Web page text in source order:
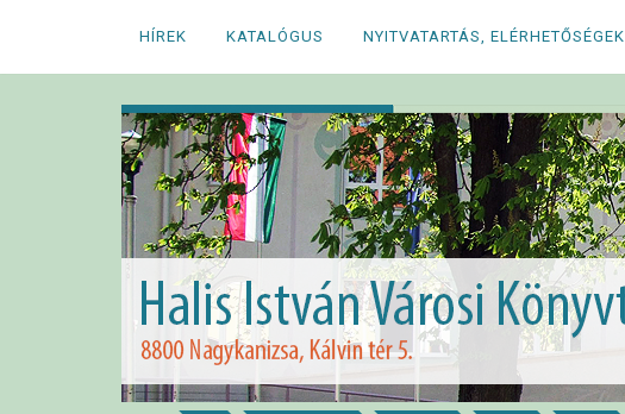
HÍREK KATALÓGUS NYITVATARTÁS, ELÉRHETŐSÉGEK